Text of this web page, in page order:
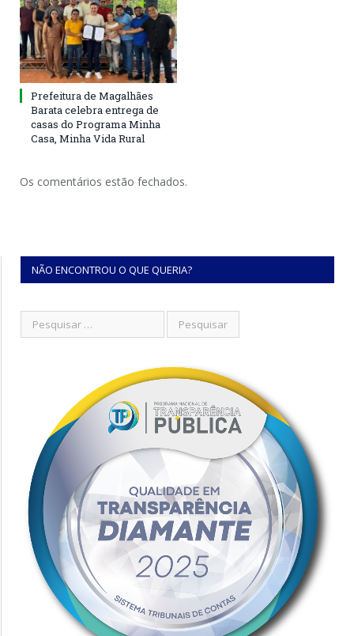
Prefeitura de Magalhães
Barata celebra entrega de
casas do Programa Minha
Casa, Minha Vida Rural
Os comentários estão fechados.
NÃO ENCONTROU O QUE QUERIA?